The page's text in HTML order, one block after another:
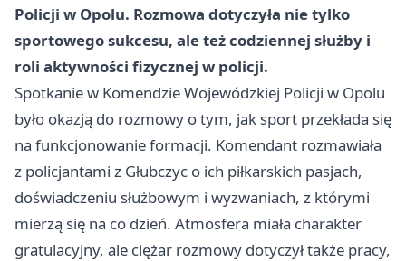
Policji w Opolu. Rozmowa dotyczyła nie tylko
sportowego sukcesu, ale też codziennej służby i
roli aktywności fizycznej w policji.
Spotkanie w Komendzie Wojewódzkiej Policji w Opolu
było okazją do rozmowy o tym, jak sport przekłada się
na funkcjonowanie formacji. Komendant rozmawiała
z policjantami z Głubczyc o ich piłkarskich pasjach,
doświadczeniu służbowym i wyzwaniach, z którymi
mierzą się na co dzień. Atmosfera miała charakter
gratulacyjny, ale ciężar rozmowy dotyczył także pracy,